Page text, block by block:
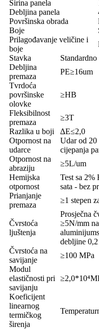
Širina panela
Debljina panela
Površinska obrada
Boje
Prilagođavanje veličine i
boje
Stavka
Standardno
Debljina
premaza
PE≥16um
Tvrdoća
površinske
olovke
≥HB
Fleksibilnost
premaza
≥3T
Razlika u boji
∆E≤2,0
Otpornost na
udarce
Udar od 20
cijepanja
Otpornost na
abraziju
≥5L/um
Hemijska
otpornost
Test sa
sata - bez
Prianjanje
premaza
≥1 stepen
Čvrstoća
ljuštenja
Prosječna
≥5N/mm
debljine
Čvrstoća na
savijanje
≥100 MPa
Modul
elastičnosti pri
savijanju
Koeficijent
linearnog
termičkog
širenja